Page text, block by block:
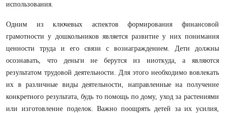
использования.
Одним из ключевых аспектов формирования финансовой
грамотности у дошкольников является развитие у них понимания
ценности труда и его связи с вознаграждением. Дети должны
осознавать, что деньги не берутся из ниоткуда, а являются
результатом трудовой деятельности. Для этого необходимо вовлекать
их в различные виды деятельности, направленные на получение
конкретного результата, будь то помощь по дому, уход за растениями
или изготовление поделок. Важно поощрять детей за их усилия,